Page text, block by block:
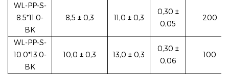
WL-PP-S-
8.5*11.0-
BK
8,5 ± 0,3 11,0 ± 0,3
0,30 ±
0,05
200
WL-PP-S-
10.0*13.0-
BK
10,0 ± 0,3 13,0 ± 0,3
0,30 ±
0,06
100